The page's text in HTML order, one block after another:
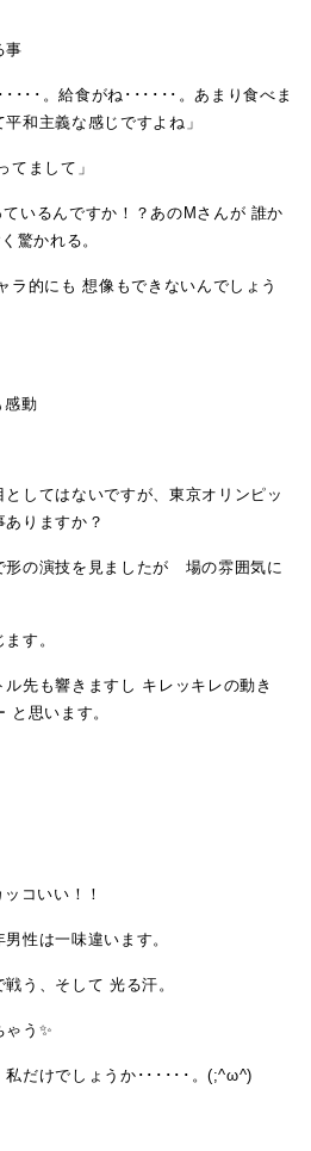
事
･･･。給食がね･･････。あまり食べま
和主義な感じですよね」
てまして」
いるんですか！？あのMさんが 誰か
驚かれる。
ラ的にも 想像もできないんでしょう
感動
してはないですが、東京オリンピッ
りますか？
形の演技を見ましたが 場の雰囲気に
す。
先も響きますし キレッキレの動き
と思います。
コいい！！
男性は一味違います。
う、そして 光る汗。
ゃう✨
だけでしょうか･･････。(;^ω^)